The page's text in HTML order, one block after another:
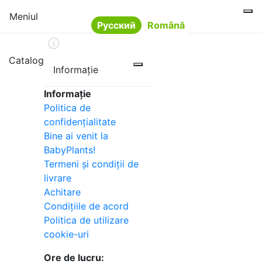
Meniul
Limba
Русский Română
Catalog
Informație
Informație
Politica de
confidențialitate
Bine ai venit la
BabyPlants!
Termeni și condiții de
livrare
Achitare
Condițiile de acord
Politica de utilizare
cookie-uri
Ore de lucru: